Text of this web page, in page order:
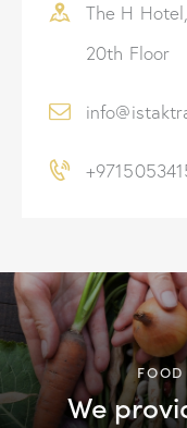
e
t
v
The H
20th Floor
We